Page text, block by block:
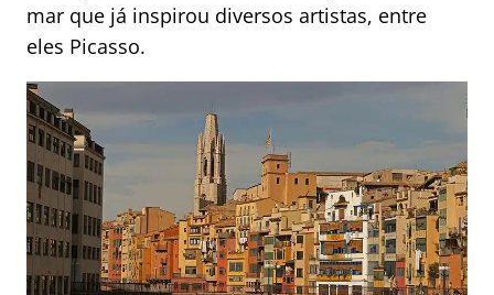
mar que já inspirou diversos artistas, entre
eles Picasso.